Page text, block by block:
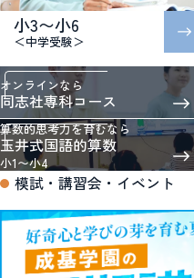
小3〜小6
＜中学受験＞
オンラインなら
同志社専科コース
算数的思考力を育むなら
玉井式国語的算数
小1〜小4
模試・講習会・イベント